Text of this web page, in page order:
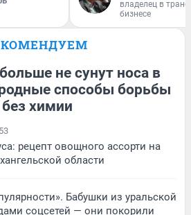
владелец в
бизнесе
не сунут носа в
способы борьбы
химии
53
рецепт овощного ассорти на
области
Бабушки из уральской
соцсетей — они покорили